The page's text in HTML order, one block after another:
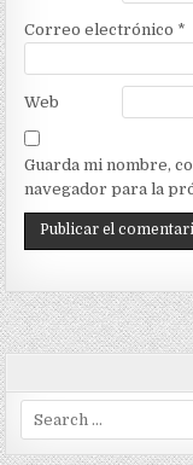
Correo electrónico *
Web
Guarda mi nombre,
navegador para la
Search
for: